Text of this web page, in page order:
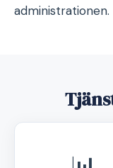
administrationen.